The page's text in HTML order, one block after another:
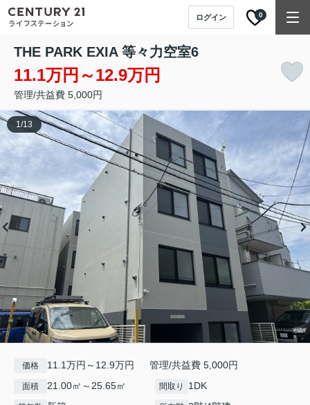
ログイン 0
THE PARK EXIA 等々力空室6
11.1万円～12.9万円
管理/共益費 5,000円
1/13
価格 11.1万円～12.9万円 管理/共益費 5,000円
面積 21.00㎡～25.65㎡ 間取り 1DK